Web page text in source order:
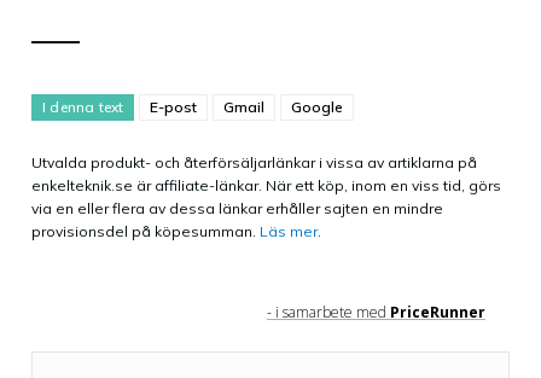
I denna text E-post Gmail Google
Utvalda produkt- och återförsäljarlänkar i vissa av artiklarna på
enkelteknik.se är affiliate-länkar. När ett köp, inom en viss tid, görs
via en eller flera av dessa länkar erhåller sajten en mindre
provisionsdel på köpesumman. Läs mer.
- i samarbete med PriceRunner